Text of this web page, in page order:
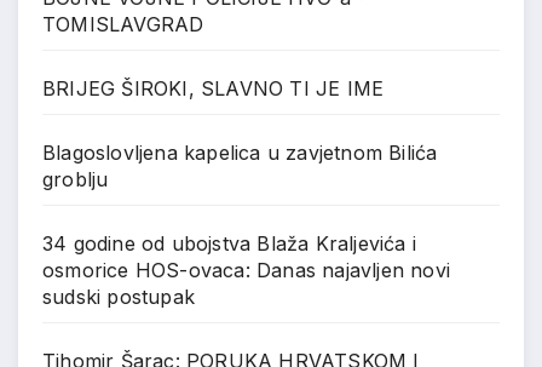
TOMISLAVGRAD
BRIJEG ŠIROKI, SLAVNO TI JE IME
Blagoslovljena kapelica u zavjetnom Bilića
groblju
34 godine od ubojstva Blaža Kraljevića i
osmorice HOS-ovaca: Danas najavljen novi
sudski postupak
Tihomir Šarac: PORUKA HRVATSKOM I